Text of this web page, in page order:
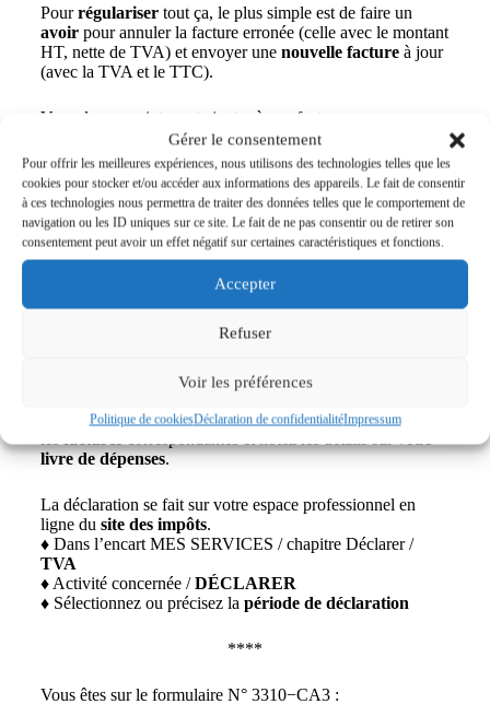
Gérer le consentement
Pour offrir les meilleures expériences, nous utilisons des technologies telles que les
cookies pour stocker et/ou accéder aux informations des appareils. Le fait de consentir
à ces technologies nous permettra de traiter des données telles que le comportement de
navigation ou les ID uniques sur ce site. Le fait de ne pas consentir ou de retirer son
consentement peut avoir un effet négatif sur certaines caractéristiques et fonctions.
Accepter
Refuser
Voir les préférences
Politique de cookiesDéclaration de confidentialitéImpressum
Pourrégularisertout ça, le plus simple est de faire un
avoirpour annuler la facture erronée (celle avec le montant
HT, nette de TVA) et envoyer une nouvelle factureà jour
(avec la TVA et le TTC).
Vous devez maintenant ajouter à vos factures ces
informations ainsi que lenuméro de TVA
intracommunautaire. Vous pouvez récupérer cette
référence auprès duSIE(Service Impôt des Entreprise)
auquel vous êtes rattaché.
Vous êtes maintenant assujetti à la TVA.
que vous payez sur vosachats. Pour cela, conservez bien
livre de dépenses.
La déclaration se fait sur votre espace professionnel en
ligne du site des impôts.
♦ Dans l’encart MES SERVICES / chapitre Déclarer /
TVA
♦ Activité concernée /DÉCLARER
♦ Sélectionnez ou précisez la période de déclaration
****
Vous êtes sur le formulaire N° 3310−CA3: